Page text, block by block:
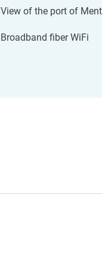
View of the port of
Broadband fiber WiFi